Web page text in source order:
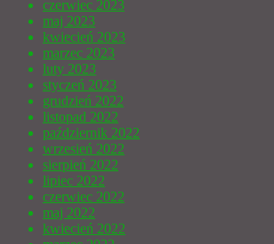
czerwiec 2023
maj 2023
kwiecień 2023
marzec 2023
luty 2023
styczeń 2023
grudzień 2022
listopad 2022
październik 2022
wrzesień 2022
sierpień 2022
lipiec 2022
czerwiec 2022
maj 2022
kwiecień 2022